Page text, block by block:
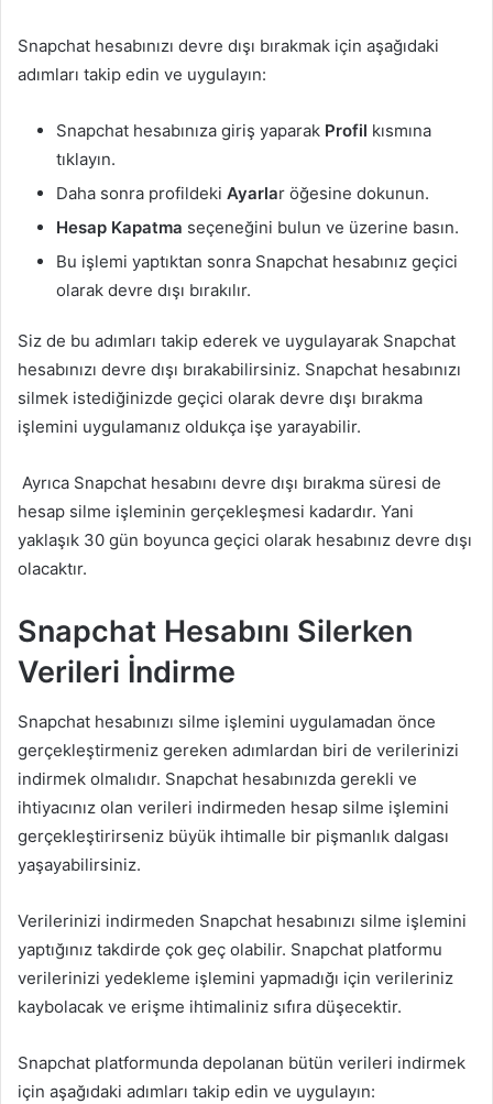
Snapchat hesabınızı devre dışı bırakmak için aşağıdaki
adımları takip edin ve uygulayın:
Snapchat hesabınıza giriş yaparak Profil kısmına
tıklayın.
Daha sonra profildeki Ayarlar öğesine dokunun.
Hesap Kapatma seçeneğini bulun ve üzerine basın.
Bu işlemi yaptıktan sonra Snapchat hesabınız geçici
olarak devre dışı bırakılır.
Siz de bu adımları takip ederek ve uygulayarak Snapchat
hesabınızı devre dışı bırakabilirsiniz. Snapchat hesabınızı
silmek istediğinizde geçici olarak devre dışı bırakma
işlemini uygulamanız oldukça işe yarayabilir.
Ayrıca Snapchat hesabını devre dışı bırakma süresi de
hesap silme işleminin gerçekleşmesi kadardır. Yani
yaklaşık 30 gün boyunca geçici olarak hesabınız devre dışı
olacaktır.
Snapchat Hesabını Silerken
Verileri İndirme
Snapchat hesabınızı silme işlemini uygulamadan önce
gerçekleştirmeniz gereken adımlardan biri de verilerinizi
indirmek olmalıdır. Snapchat hesabınızda gerekli ve
ihtiyacınız olan verileri indirmeden hesap silme işlemini
gerçekleştirirseniz büyük ihtimalle bir pişmanlık dalgası
yaşayabilirsiniz.
Verilerinizi indirmeden Snapchat hesabınızı silme işlemini
yaptığınız takdirde çok geç olabilir. Snapchat platformu
verilerinizi yedekleme işlemini yapmadığı için verileriniz
kaybolacak ve erişme ihtimaliniz sıfıra düşecektir.
Snapchat platformunda depolanan bütün verileri indirmek
için aşağıdaki adımları takip edin ve uygulayın: